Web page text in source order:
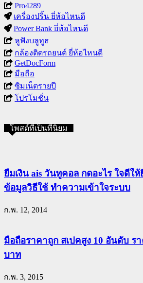
Pro4289
เครื่องปริ้น ยี่ห้อไหนดี
Power Bank ยี่ห้อไหนดี
หูฟังบลูทูธ
กล้องติดรถยนต์ ยี่ห้อไหนดี
GetDocForm
มือถือ
ซิมเน็ตรายปี
โปรโมชั่น
โพสต์ที่เป็นที่นิยม
ยืมเงิน ais วันทูคอล กดอะไร ใจดีใ
ข้อมูลวิธีใช้ ทำความเข้าใจระบบ
ก.พ. 12, 2014
มือถือราคาถูก สเปคสูง 10 อันดับ รา
บาท
ก.พ. 3, 2015